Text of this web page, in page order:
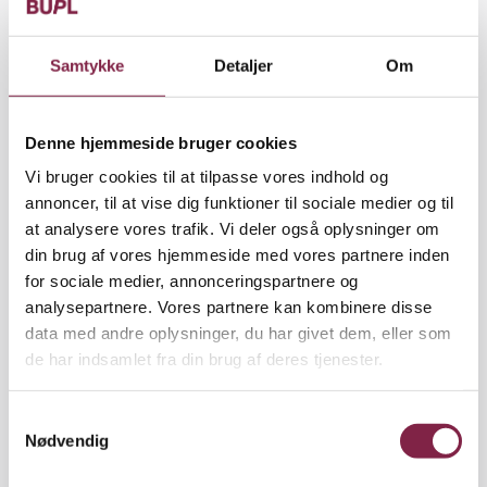
Samtykke Detaljer Om
Denne hjemmeside bruger cookies
Vi bruger cookies til at tilpasse vores indhold og
annoncer, til at vise dig funktioner til sociale medier og til
at analysere vores trafik. Vi deler også oplysninger om
din brug af vores hjemmeside med vores partnere inden
for sociale medier, annonceringspartnere og
analysepartnere. Vores partnere kan kombinere disse
data med andre oplysninger, du har givet dem, eller som
de har indsamlet fra din brug af deres tjenester.
Nødvendig
Dorte Mandrups tegnestue har efterhånden tegnet
mange institutioner og andre bygninger til børn.
Blandt andet har hun og hendes medarbejdere
I begge tilfælde gik det galt med kommunikationen,
hvilket førte til, at begge institutioner blev bygget
om efterfølgende.
»En ting er, at bygninger aldrig bliver brugt, som
man havde tænkt det, men vi skal arbejde for at
undgå de helt store misforståelser. For os er det
meget vigtigt, at brugerne er med hele tiden, også
fordi der skal være en slags testamente, en
beslutninger, der er taget,« siger hun.